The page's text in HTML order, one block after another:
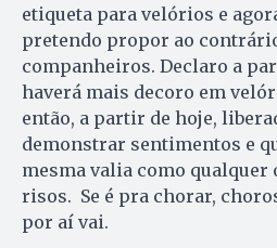
etiqueta para velórios e
pretendo propor ao
companheiros. Declaro a
haverá mais decoro em
então, a partir de hoje,
demonstrar sentimentos e
mesma valia como qualquer
risos. Se é pra chorar,
por aí vai.